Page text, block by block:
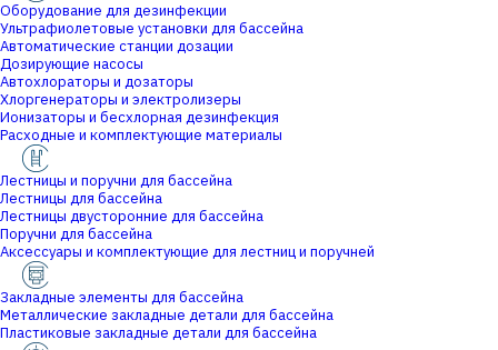
Оборудование для дезинфекции
Ультрафиолетовые установки для бассейна
Автоматические станции дозации
Дозирующие насосы
Автохлораторы и дозаторы
Хлоргенераторы и электролизеры
Ионизаторы и бесхлорная дезинфекция
Расходные и комплектующие материалы
Лестницы и поручни для бассейна
Лестницы для бассейна
Лестницы двусторонние для бассейна
Поручни для бассейна
Аксессуары и комплектующие для лестниц и поручней
Закладные элементы для бассейна
Металлические закладные детали для бассейна
Пластиковые закладные детали для бассейна